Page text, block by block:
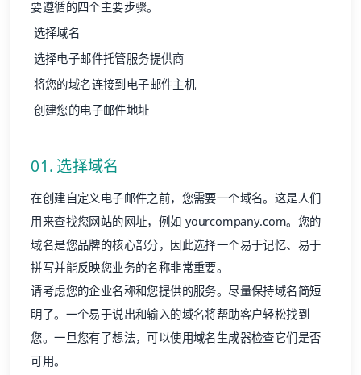
选择电子邮件托管服务提供商
将您的域名连接到电子邮件主机
创建您的电子邮件地址
01. 选择域名
在创建自定义电子邮件之前，您需要一个域名。这是人们
域名是您品牌的核心部分，因此选择一个易于记忆、易于
拼写并能反映您业务的名称非常重要。
请考虑您的企业名称和您提供的服务。尽量保持域名简短
明了。一个易于说出和输入的域名将帮助客户轻松找到
您。一旦您有了想法，可以使用域名生成器检查它们是否
可用。